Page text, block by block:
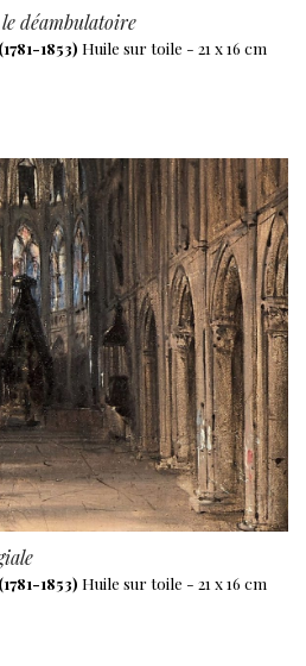
déambulatoire
1853) Huile sur toile - 21 x 16 cm
1853) Huile sur toile - 21 x 16 cm